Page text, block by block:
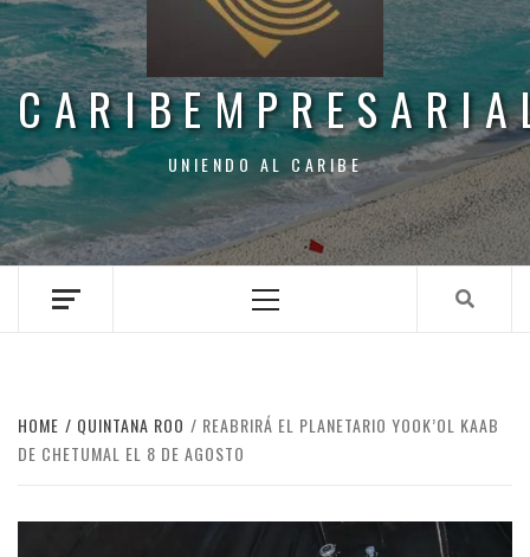
UNIENDO AL CARIBE
Menu
HOME QUINTANA ROO
REABRIRÁ EL PLANETARIO YOOK’OL KAAB
DE CHETUMAL EL 8 DE AGOSTO